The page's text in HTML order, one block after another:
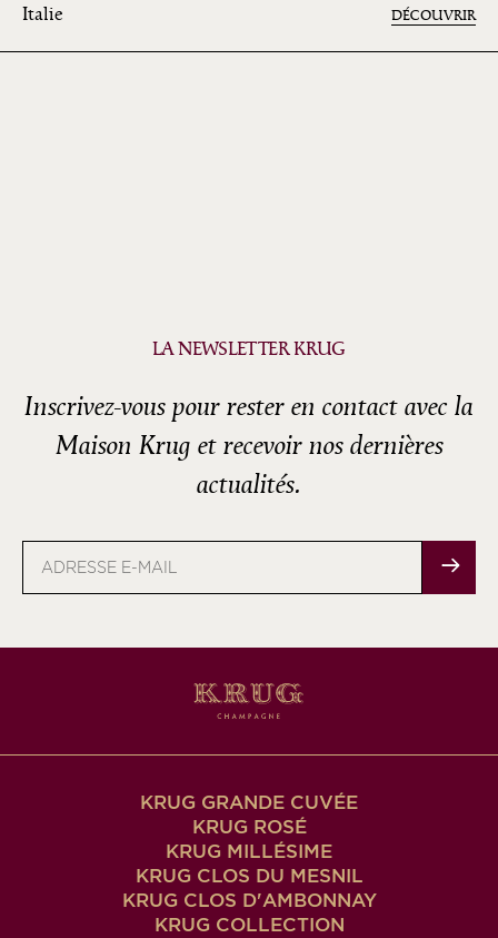
Italie DÉCOUVRIR
LA NEWSLETTER KRUG
Inscrivez-vous pour rester en contact avec la
Maison Krug et recevoir nos dernières
actualités.
KRUG GRANDE CUVÉE
KRUG ROSÉ
KRUG MILLÉSIME
KRUG CLOS DU MESNIL
KRUG CLOS D'AMBONNAY
KRUG COLLECTION